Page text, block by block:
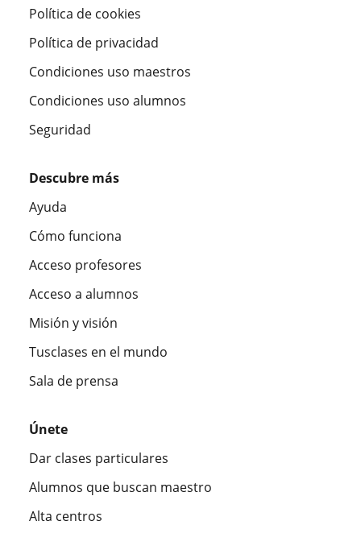
Política de cookies
Política de privacidad
Condiciones uso maestros
Condiciones uso alumnos
Seguridad
Descubre más
Ayuda
Cómo funciona
Acceso profesores
Acceso a alumnos
Misión y visión
Tusclases en el mundo
Sala de prensa
Únete
Dar clases particulares
Alumnos que buscan maestro
Alta centros